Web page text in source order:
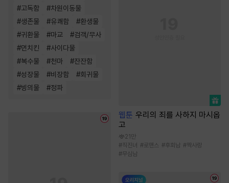
#고독함 #차원이동물
#생존물 #유쾌함 #환생물
#귀환물 #마교 #검객/무사
#먼치킨 #사이다물
#복수물 #천마 #잔잔함
#성장물 #비장함 #회귀물
#빙의물 #정파
웹툰 우리의 죄를 사하지 마시옵
고
21만
#직진녀 #로맨스 #후회남 #짝사랑
#무심남